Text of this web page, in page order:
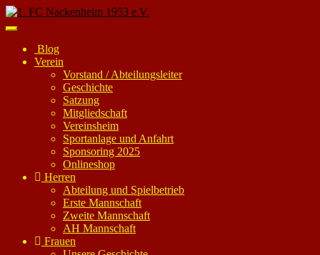
Skip
to
content
Toggle
navigationBlog
Verein
Vorstand / Abteilungsleiter
Geschichte
Satzung
Mitgliedschaft
Vereinsheim
Sportanlage und Anfahrt
Sponsoring 2025
Onlineshop
Herren
Abteilung und Spielbetrieb
Erste Mannschaft
Zweite Mannschaft
AH Mannschaft
Frauen